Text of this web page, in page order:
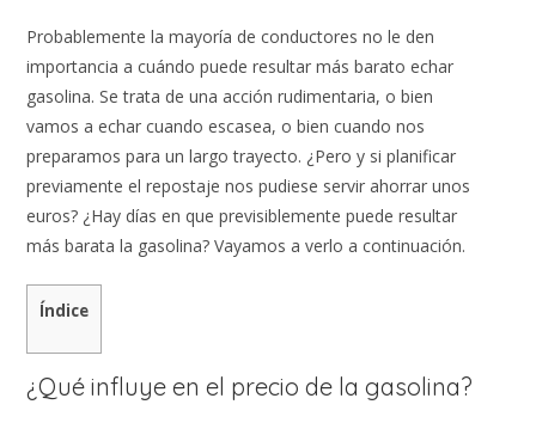
Probablemente la mayoría de conductores no le den
importancia a cuándo puede resultar más barato echar
gasolina. Se trata de una acción rudimentaria, o bien
vamos a echar cuando escasea, o bien cuando nos
preparamos para un largo trayecto. ¿Pero y si planificar
previamente el repostaje nos pudiese servir ahorrar unos
euros? ¿Hay días en que previsiblemente puede resultar
más barata la gasolina? Vayamos a verlo a continuación.
Índice
¿Qué influye en el precio de la gasolina?